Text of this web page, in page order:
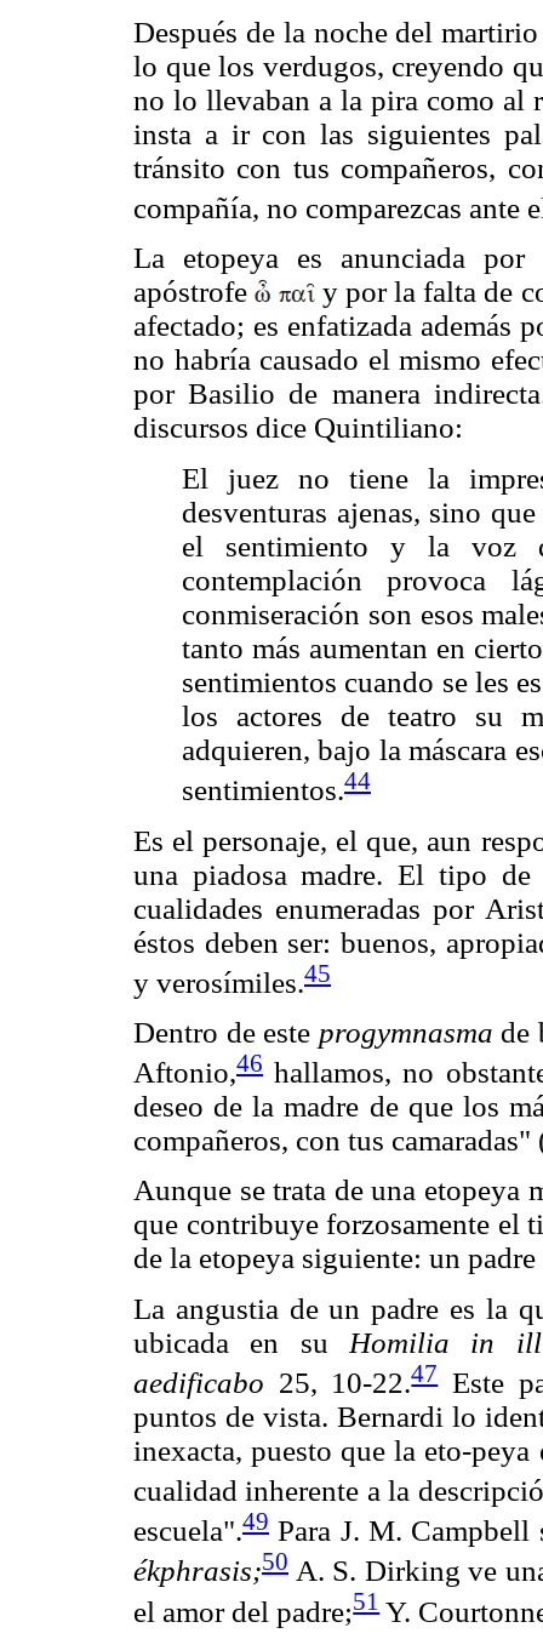
Después de la noche del
lo que los verdugos, creyendo
no lo llevaban a la pira como al
insta a ir con las siguientes
tránsito con tus compañeros,
compañía, no comparezcas ante
La etopeya es anunciada
apóstrofe
y por la falta de
afectado; es enfatizada además
no habría causado el mismo
por Basilio de manera
discursos dice Quintiliano:
El juez no tiene la
desventuras ajenas, sino
el sentimiento y la voz
contemplación provoca
conmiseración son esos
tanto más aumentan en
sentimientos cuando se les
los actores de teatro su
adquieren, bajo la máscara
sentimientos.44
Es el personaje, el que, aun
una piadosa madre. El tipo de
cualidades enumeradas por
éstos deben ser: buenos,
y verosímiles.45
Dentro de este progymnasma de
Aftonio,46 hallamos, no
deseo de la madre de que los
compañeros, con tus camaradas"
Aunque se trata de una etopeya
que contribuye forzosamente el
de la etopeya siguiente: un
La angustia de un padre es la
ubicada en su Homilia in
aedificabo 25, 10-22.47Este
puntos de vista. Bernardi lo
inexacta, puesto que la eto-
cualidad inherente a la
escuela".49 Para J. M. Campbell
ékphrasis;50 A. S. Dirking ve
el amor del padre;51Y.